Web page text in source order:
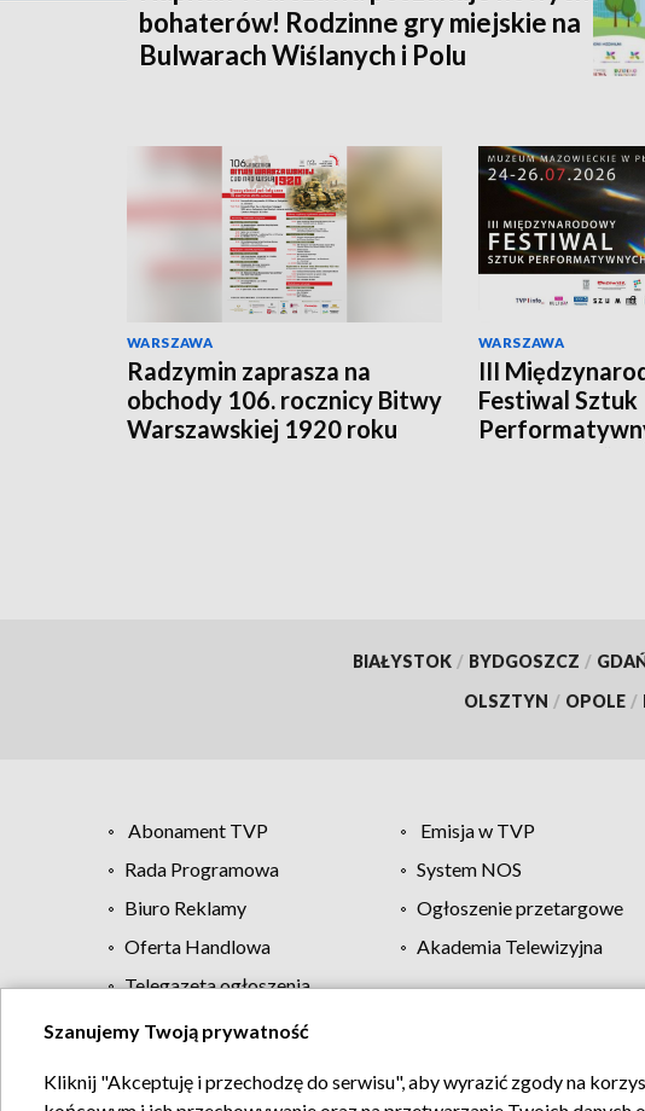
bohaterów! Rodzinne gry miejskie na
Bulwarach Wiślanych i Polu
WARSZAWA
Radzymin zaprasza na
obchody 106. rocznicy Bitwy
Warszawskiej 1920 roku
WARSZAWA
III
Festiwal Sztuk
BIAŁYSTOK / BYDGOSZCZ /
OLSZTYN / OPOLE /
Abonament TVP Emisja w TVP
Rada Programowa
System NOS
Biuro Reklamy
Ogłoszenie przetargowe
Oferta Handlowa
Akademia Telewizyjna
Telegazeta ogłoszenia
Regulamin TVP Polityka
Szanujemy Twoją prywatność
Kliknij "Akceptuję i przechodzę do serwisu", aby wyrazić zgody na